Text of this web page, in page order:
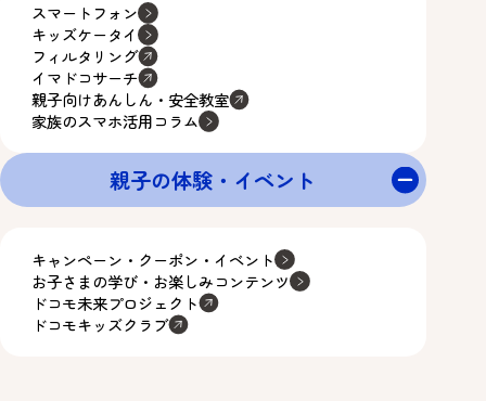
スマートフォン
キッズケータイ
フィルタリング
イマドコサーチ
親子向けあんしん・安全教室
家族のスマホ活用コラム
親子の体験・イベント
キャンペーン・クーポン・イベント
お子さまの学び・お楽しみコンテンツ
ドコモ未来プロジェクト
ドコモキッズクラブ